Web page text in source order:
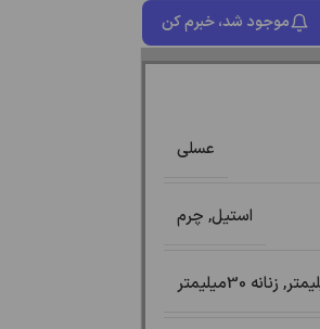
موجود شد، خبرم کن
عسلی
استیل, چرم
, زنانه 30میلیمتر